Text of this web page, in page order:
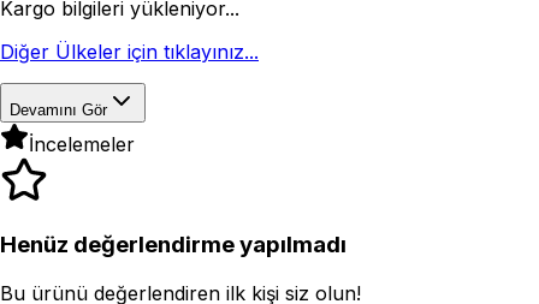
Kargo bilgileri yükleniyor...
Diğer Ülkeler için tıklayınız...
Devamını Gör
İncelemeler
Henüz değerlendirme yapılmadı
Bu ürünü değerlendiren ilk kişi siz olun!